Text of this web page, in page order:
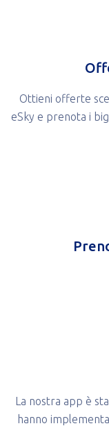
Ottieni offerte
eSky e prenota i
La nostra app è
hanno